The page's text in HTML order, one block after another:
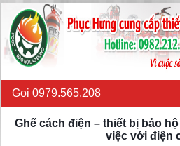
Gọi 0979.565.208
Ghế cách điện – thiết bị bảo
việc với điện